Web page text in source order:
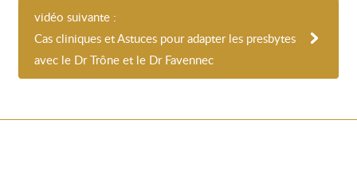
vidéo suivante :
Cas cliniques et Astuces pour adapter les presbytes
avec le Dr Trône et le Dr Favennec